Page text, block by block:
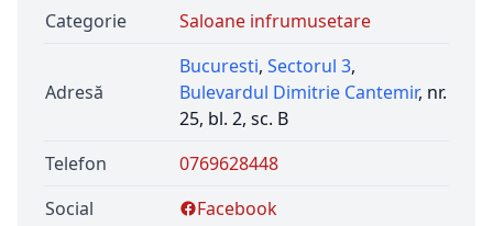
Categorie Saloane infrumusetare
Adresă
Bucuresti, Sectorul 3,
Bulevardul Dimitrie Cantemir, nr.
25, bl. 2, sc. B
Telefon
0769628448
Social
Facebook